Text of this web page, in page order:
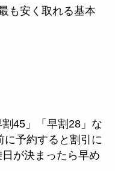
も安く取れる基本
割45」「早割28」な
に予約すると割引に
が決まったら早め